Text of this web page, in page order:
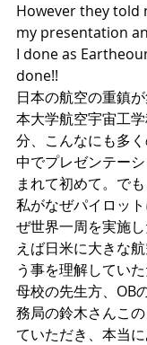
However they told
my presentation
I done as
done!!
日本の航空の重鎮
本大学航空宇宙工
分、こんなにも多
中でプレゼンテー
まれて初めて。で
私がなぜパイロッ
ぜ世界一周を実施
えば日米に大きな
う事を理解してい
母校の先生方、OB
務局の鈴木さんこ
ていただき、本当